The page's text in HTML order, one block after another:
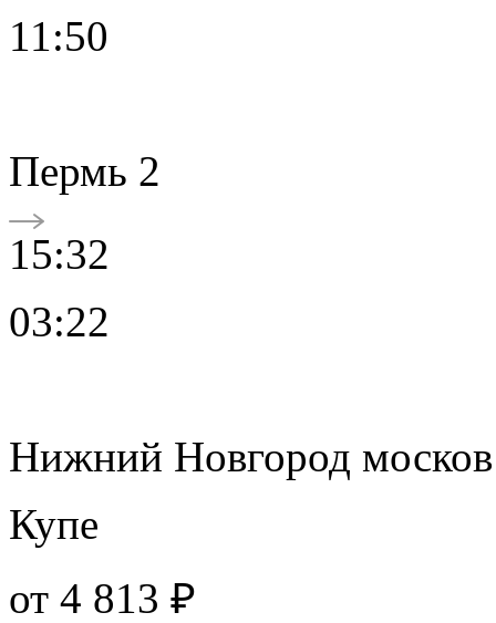
11:50
Пермь 2
15:32
03:22
Нижний Новгород москов
Купе
от 4 813 ₽